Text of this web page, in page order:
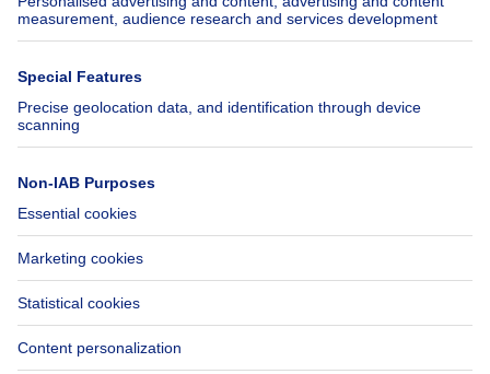
SeLoger.com
Immowelt.de
Help
FAQ
Accessibility
Contact us
Follow Us
Immoweb SA © 2026 - All rights reserved
Terms of use Cookie settings Privacy Ranking rules